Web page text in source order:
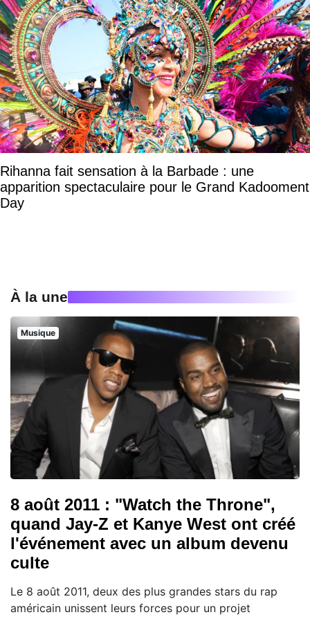
Rihanna fait sensation à la Barbade : une
apparition spectaculaire pour le Grand Kadooment
Day
À la une
Musique
8 août 2011 : "Watch the Throne",
quand Jay-Z et Kanye West ont créé
l'événement avec un album devenu
culte
Le 8 août 2011, deux des plus grandes stars du rap
américain unissent leurs forces pour un projet